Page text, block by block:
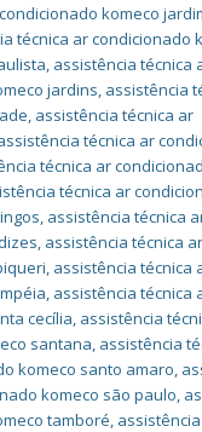
komeco
técnica ar condicionado
, assistência técnica
jardins, assistência
, assistência técnica ar
técnica ar
técnica ar
técnica ar
, assistência técnica
, assistência técnica ar
, assistência técnica
, assistência técnica
cecília, assistência
santana, assistência
komeco santo amaro,
komeco são paulo,
tamboré,